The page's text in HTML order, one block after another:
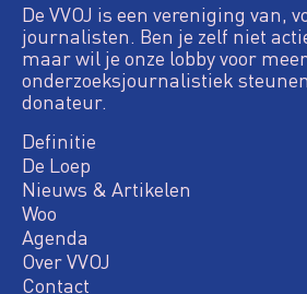
De VVOJ is een vereniging van,
journalisten. Ben je zelf niet
maar wil je onze lobby voor
onderzoeksjournalistiek
donateur.
Definitie
De Loep
Nieuws & Artikelen
Woo
Agenda
Over VVOJ
Contact